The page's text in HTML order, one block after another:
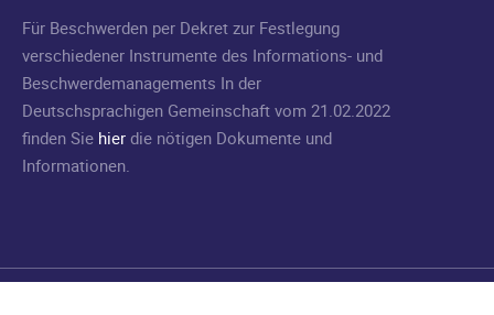
Für Beschwerden per Dekret zur Festlegung
verschiedener Instrumente des Informations- und
Beschwerdemanagements In der
Deutschsprachigen Gemeinschaft vom 21.02.2022
finden Sie hier die nötigen Dokumente und
Informationen.